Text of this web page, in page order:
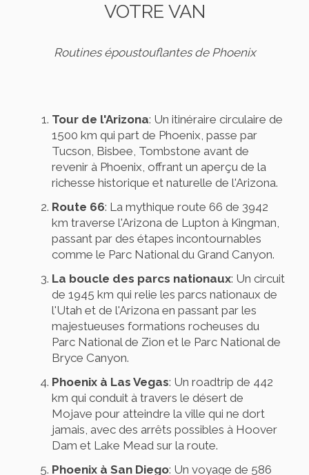
VOTRE VAN
Routines époustouflantes de Phoenix
Tour de l'Arizona: Un itinéraire circulaire de
1500 km qui part de Phoenix, passe par
Tucson, Bisbee, Tombstone avant de
revenir à Phoenix, offrant un aperçu de la
richesse historique et naturelle de l'Arizona.
Route 66: La mythique route 66 de 3942
km traverse l'Arizona de Lupton à Kingman,
passant par des étapes incontournables
comme le Parc National du Grand Canyon.
La boucle des parcs nationaux: Un circuit
de 1945 km qui relie les parcs nationaux de
l'Utah et de l'Arizona en passant par les
majestueuses formations rocheuses du
Parc National de Zion et le Parc National de
Bryce Canyon.
Phoenix à Las Vegas: Un roadtrip de 442
km qui conduit à travers le désert de
Mojave pour atteindre la ville qui ne dort
jamais, avec des arrêts possibles à Hoover
Dam et Lake Mead sur la route.
Phoenix à San Diego: Un voyage de 586